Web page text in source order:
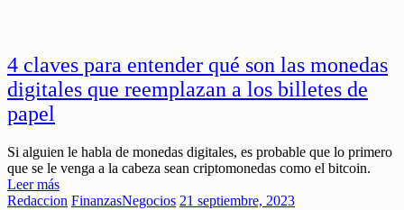
4 claves para entender qué son las monedas
digitales que reemplazan a los billetes de
papel
Si alguien le habla de monedas digitales, es probable que lo primero
que se le venga a la cabeza sean criptomonedas como el bitcoin.
Leer más
Redaccion FinanzasNegocios 21 septiembre, 2023